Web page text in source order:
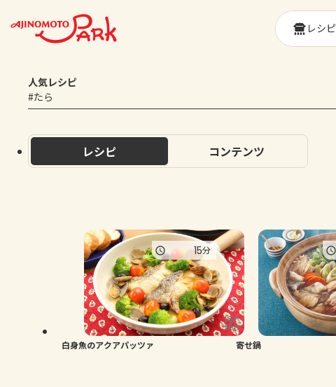
レシピ
人気レシピ
#たら
レシピ コンテンツ
白身魚のアクアパッツァ
15分
寄せ鍋